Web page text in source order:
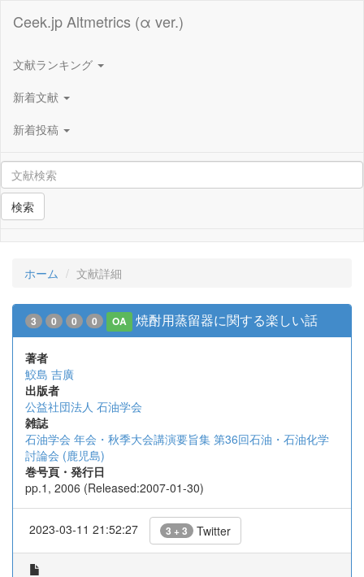
Ceek.jp Altmetrics (α ver.)
文献ランキング
新着文献
新着投稿
検索
ホーム 文献詳細
3 0 0 0 OA 焼酎用蒸留器に関する楽しい話
著者
鮫島 吉廣
出版者
公益社団法人 石油学会
雑誌
石油学会 年会・秋季大会講演要旨集 第36回石油・石油化学
討論会 (鹿児島)
巻号頁・発行日
pp.1, 2006 (Released:2007-01-30)
2023-03-11 21:52:27 3 + 3 Twitter